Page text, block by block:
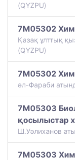
(QYZPU)
7M05302
Қазақ ұлттық
(QYZPU)
7M05302
әл-Фараби
7M05303
қосылыстар
Ш.Уәлиханов
7M05303